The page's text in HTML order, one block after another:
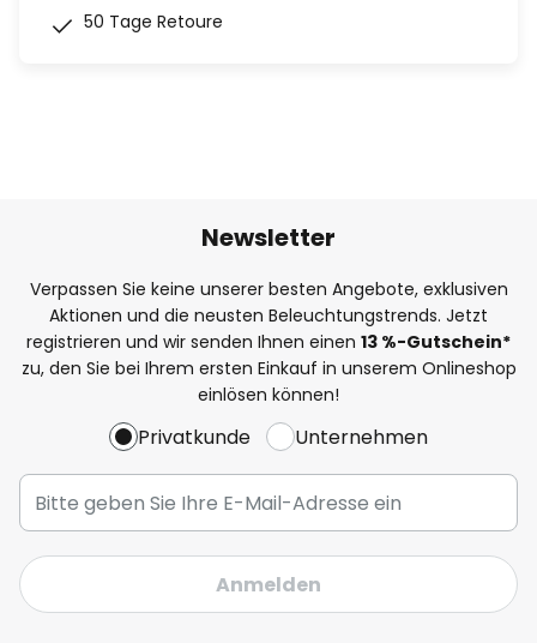
50 Tage Retoure
Newsletter
Verpassen Sie keine unserer besten Angebote, exklusiven
Aktionen und die neusten Beleuchtungstrends. Jetzt
registrieren und wir senden Ihnen einen 13 %-Gutschein*
zu, den Sie bei Ihrem ersten Einkauf in unserem Onlineshop
einlösen können!
Privatkunde Unternehmen
Anmelden